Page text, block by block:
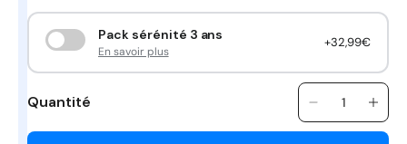
Pack sérénité 3 ans
En savoir plus
+32,99€
Quantité
Réduire
la
Quantité
la